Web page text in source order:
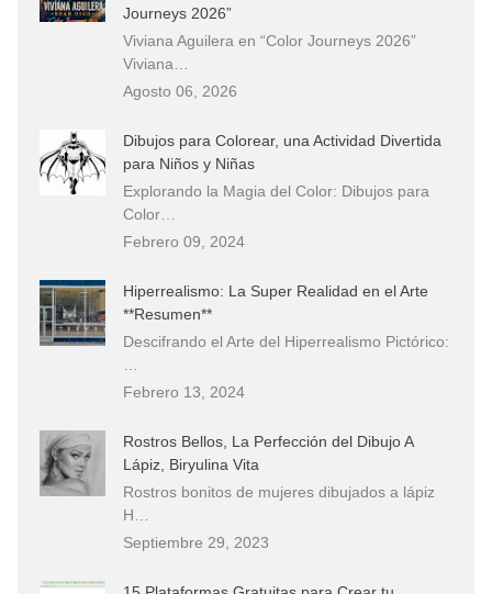
Journeys 2026”
Viviana Aguilera en “Color Journeys 2026”
Viviana…
Agosto 06, 2026
Dibujos para Colorear, una Actividad Divertida
para Niños y Niñas
Explorando la Magia del Color: Dibujos para
Color…
Febrero 09, 2024
Hiperrealismo: La Super Realidad en el Arte
**Resumen**
Descifrando el Arte del Hiperrealismo Pictórico:
Febrero 13, 2024
Rostros Bellos, La Perfección del Dibujo A
Lápiz, Biryulina Vita
Rostros bonitos de mujeres dibujados a lápiz
H…
Septiembre 29, 2023